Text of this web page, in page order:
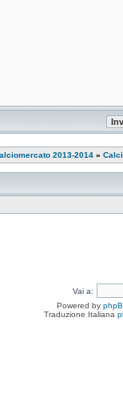
2013-2014 »
Vai a:
Powered by
Traduzione Italiana